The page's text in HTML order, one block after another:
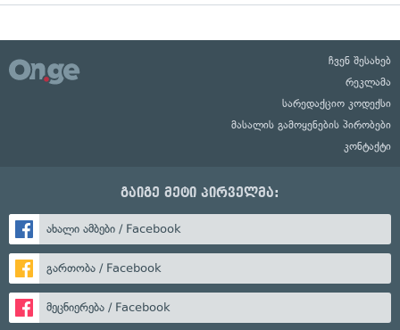
ჩვენ შესახებ
რეკლამა
სარედაქციო კოდექსი
მასალის გამოყენების პირობები
კონტაქტი
გაიგე მეტი პირველმა:
ახალი ამბები / Facebook
გართობა / Facebook
მეცნიერება / Facebook